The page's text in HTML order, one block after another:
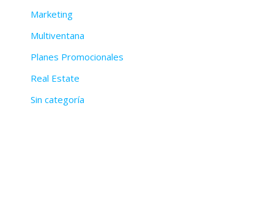
Marketing
Multiventana
Planes Promocionales
Real Estate
Sin categoría